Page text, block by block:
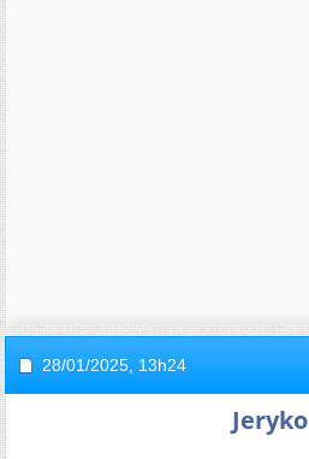
28/01/2025, 13h24
Jeryko